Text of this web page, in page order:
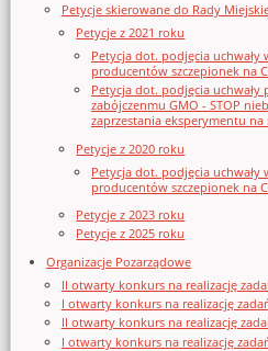
Petycje skierowane do Rady
Petycje z 2021 roku
Petycja dot. podjęcia uchwały
producentów szczepionek na
Petycja dot. podjęcia uchwały
zabójczenmu GMO - STOP
zaprzestania eksperymentu
Petycje z 2020 roku
Petycja dot. podjęcia uchwały
producentów szczepionek na
Petycje z 2023 roku
Petycje z 2025 roku
Organizacje Pozarządowe
II otwarty konkurs na realizację
I otwarty konkurs na realizację
II otwarty konkurs na realizację
I otwarty konkurs na realizację